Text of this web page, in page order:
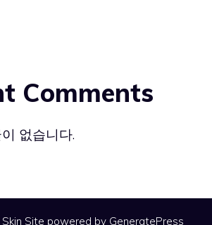
Comments
없습니다.
Site powered by GeneratePress